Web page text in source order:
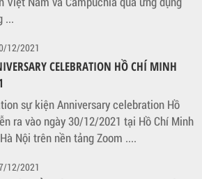
...
12/2021
CELEBRATION HỒ CHÍ MINH
sự kiện Anniversary celebration Hồ
ra vào ngày 30/12/2021 tại Hồ Chí Minh
Nội trên nền tảng Zoom ....
12/2021